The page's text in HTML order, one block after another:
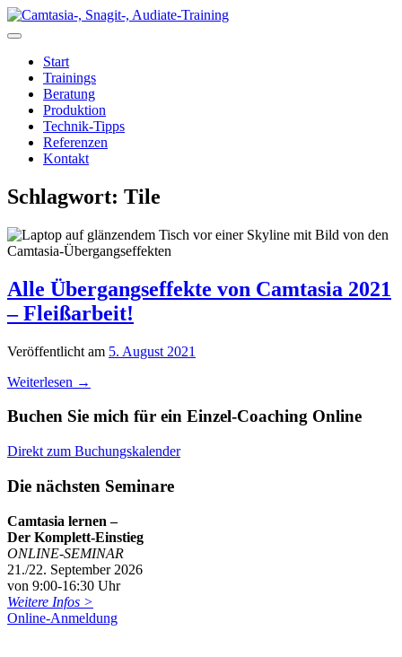
Zum
Inhalt
Start
Trainings
Beratung
Produktion
Technik-Tipps
Referenzen
Kontakt
Schlagwort: Tile
Alle Übergangseffekte von Camtasia 2021
– Fleißarbeit!
Veröffentlicht am 5. August 2021
Weiterlesen →
Buchen Sie mich für ein Einzel-Coaching Online
Direkt zum Buchungskalender
Die nächsten Seminare
Camtasia lernen –
Der Komplett-Einstieg
ONLINE-SEMINAR
21./22. September 2026
von 9:00-16:30 Uhr
Weitere Infos >
Online-Anmeldung